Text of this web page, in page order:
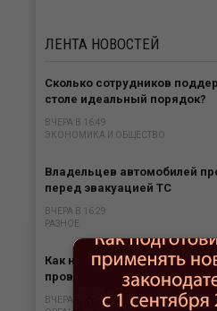
ЛЕНТА НОВОСТЕЙ
Сколько сотрудников
столе идеальный порядок?
ВЧЕРА В 16:49
ЭКОНОМИКА И ОБЩЕСТВО
Владельцев автомобилей
перед эвакуацией ТС
ВЧЕРА В 16:29
РАЗНОЕ
Как налогоплательщику
проверок ККТ
ВЧЕРА В 15:59